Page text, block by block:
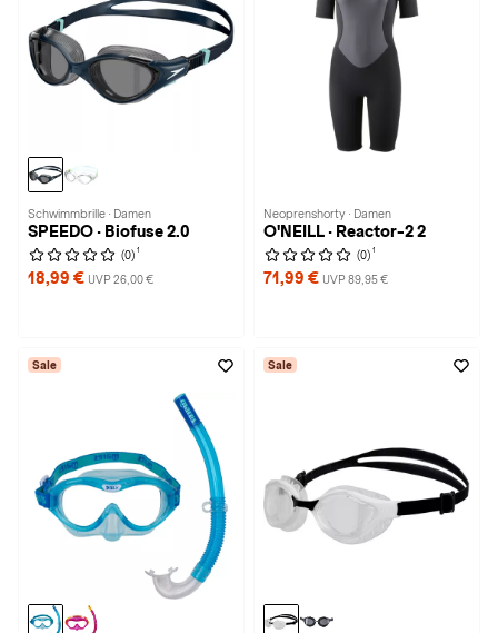
Schwimmbrille · Damen
SPEEDO · Biofuse 2.0
(0) 1
18,99 € UVP 26,00 €
Neoprenshorty · Damen
O'NEILL · Reactor-2 2
(0) 1
71,99 € UVP 89,95 €
Sale Sale